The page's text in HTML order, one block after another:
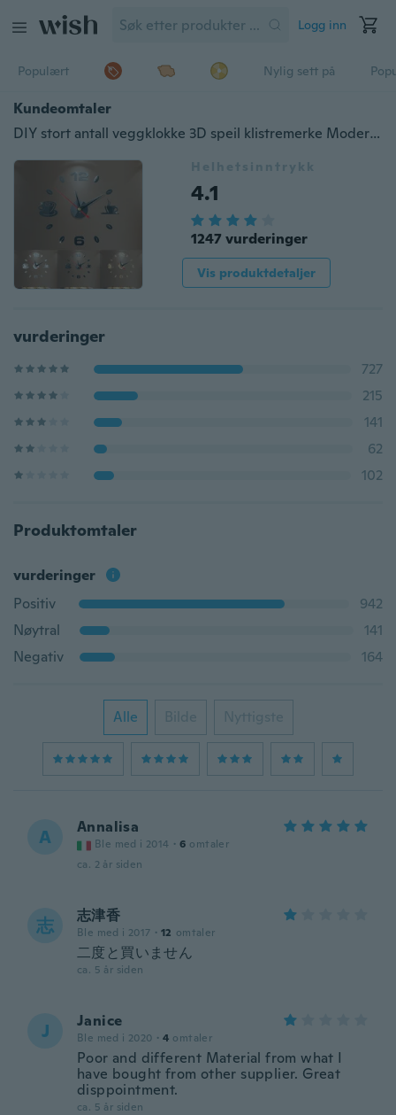
Logg inn
Populært Nylig sett på
Kundeomtaler
DIY stort antall veggklokke 3D speil klistremerke Moderne hjemmekontor dekor kunstoverføringsbilde
Helhetsinntrykk
4.1
1247 vurderinger
Vis produktdetaljer
vurderinger
727
215
141
62
102
Produktomtaler
vurderinger
Positiv
942
Nøytral
141
Negativ
164
Alle Bilde Nyttigste
A Annalisa
Ble med i 2014 · 6 omtaler
ca. 2 år siden
志 志津香
Ble med i 2017 · 12 omtaler
二度と買いません
ca. 5 år siden
J Janice
Ble med i 2020 · 4 omtaler
Poor and different Material from what I
have bought from other supplier. Great
disppointment.
ca. 5 år siden